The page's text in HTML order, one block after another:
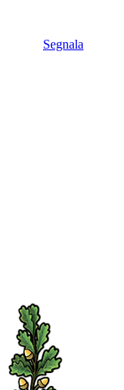
Segnala